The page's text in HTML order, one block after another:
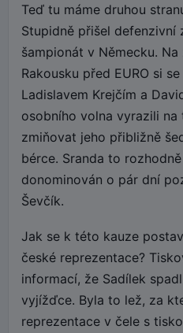
Teď tu máme druhou
Stupidně přišel defenzivní
šampionát v Německu.
Rakousku před EURO si
Ladislavem Krejčím a
osobního volna vyrazili na
zmiňovat jeho přibližně
bérce. Sranda to
donominován o pár dní
Ševčík.
Jak se k této kauze
české reprezentace?
informací, že Sadílek
vyjížďce. Byla to lež, za
reprezentace v čele s